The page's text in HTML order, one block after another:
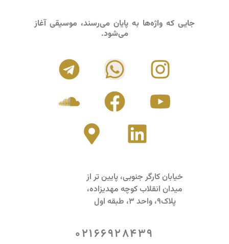
جایی که واژه‌ها به پایان می‌رسند، موسیقی آغاز
می‌شود.
خیابان کارگر جنوبی، پایین تر از
میدان انقلاب کوچه مهدیزاده،
پلاک9، واحد 3، طبقه اول
02166928439